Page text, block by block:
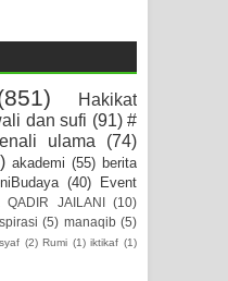
Hakikat
dan sufi (91) #
ulama
(74)
akademi (55) berita
(40)
Event
QADIR JAILANI (10)
(5) manaqib (5)
(2) Rumi (1) iktikaf (1)